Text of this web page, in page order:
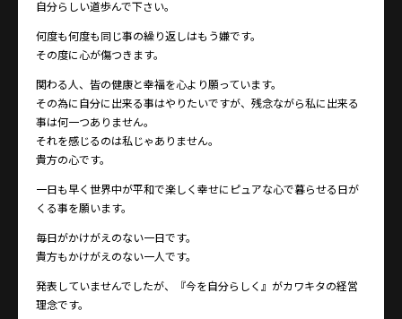
自分らしい道歩んで下さい。
何度も何度も同じ事の繰り返しはもう嫌です。
その度に心が傷つきます。
関わる人、皆の健康と幸福を心より願っています。
その為に自分に出来る事はやりたいですが、残念ながら私に出来る
事は何一つありません。
それを感じるのは私じゃありません。
貴方の心です。
一日も早く世界中が平和で楽しく幸せにピュアな心で暮らせる日が
くる事を願います。
毎日がかけがえのない一日です。
貴方もかけがえのない一人です。
発表していませんでしたが、『今を自分らしく』がカワキタの経営
理念です。